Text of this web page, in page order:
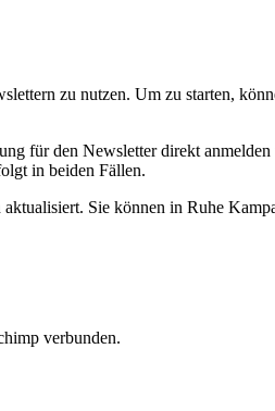
zu nutzen. Um zu starten,
für den Newsletter direkt
in beiden Fällen.
Sie können in Ruhe
verbunden.